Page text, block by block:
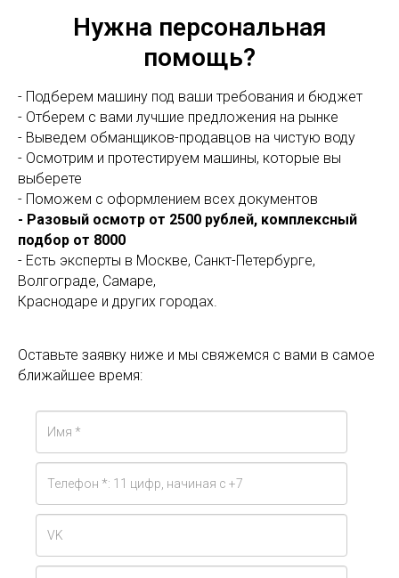
Нужна персональная
помощь?
- Подберем машину под ваши требования и бюджет
- Отберем с вами лучшие предложения на рынке
- Выведем обманщиков-продавцов на чистую воду
- Осмотрим и протестируем машины, которые вы
выберете
- Поможем с оформлением всех документов
- Разовый осмотр от 2500 рублей, комплексный
подбор от 8000
- Есть эксперты в Москве, Санкт-Петербурге,
Волгограде, Самаре,
Краснодаре и других городах.
Оставьте заявку ниже и мы свяжемся с вами в самое
ближайшее время: